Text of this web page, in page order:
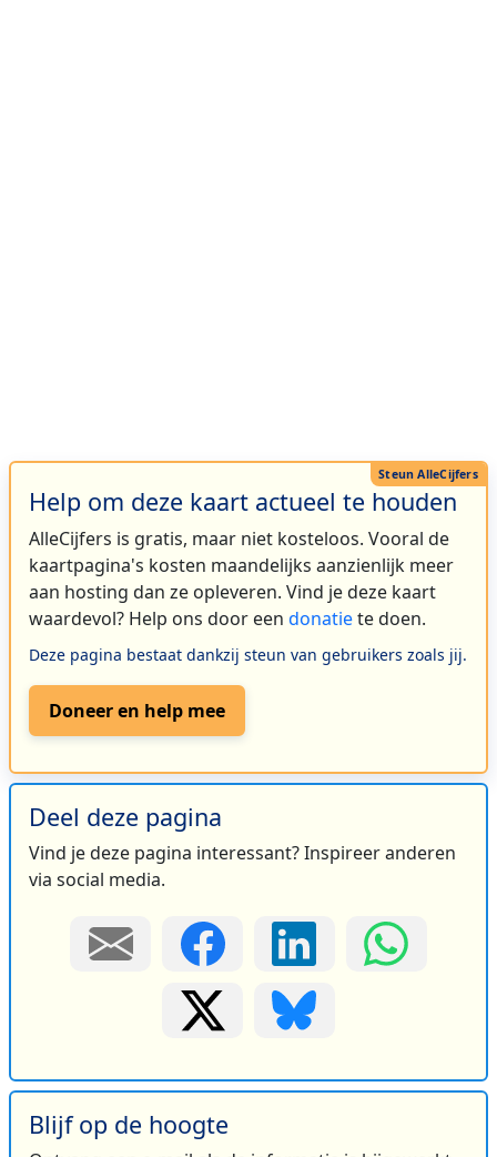
Help om deze kaart actueel te houden
AlleCijfers is gratis, maar niet kosteloos. Vooral de
kaartpagina's kosten maandelijks aanzienlijk meer
aan hosting dan ze opleveren. Vind je deze kaart
waardevol? Help ons door een donatiete doen.
Deze pagina bestaat dankzij steun van gebruikers zoals jij.
Doneer en help mee
Deel deze pagina
Vind je deze pagina interessant? Inspireer anderen
via social media.
Blijf op de hoogte